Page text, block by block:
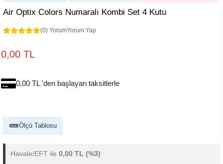
Air Optix Colors Numaralı Kombi Set 4 Kutu
(0) YorumYorum Yap
0,00 TL
0,00 TL 'den başlayan taksitlerle
Ölçü Tablosu
Havale/EFT ile 0,00 TL (%3)